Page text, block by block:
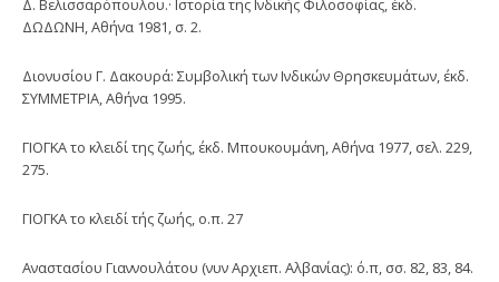
Δ. Βελισσαρόπουλου.· Ιστορία της Ινδικής Φιλοσοφίας, έκδ.
ΔΩΔΩΝΗ, Αθήνα 1981, σ. 2.
Διονυσίου Γ. Δακουρά: Συμβολική των Ινδικών Θρησκευμάτων, έκδ.
ΣΥΜ­ΜΕΤΡΙΑ, Αθήνα 1995.
ΓΙΟΓΚΑ το κλειδί της ζωής, έκδ. Μπουκουμάνη, Αθήνα 1977, σελ. 229,
275.
ΓΙΟΓΚΑ το κλειδί τής ζωής, ο.π. 27
Αναστασίου Γιαννουλάτου (νυν Αρχιεπ. Αλβανίας): ό.π, σσ. 82, 83, 84.